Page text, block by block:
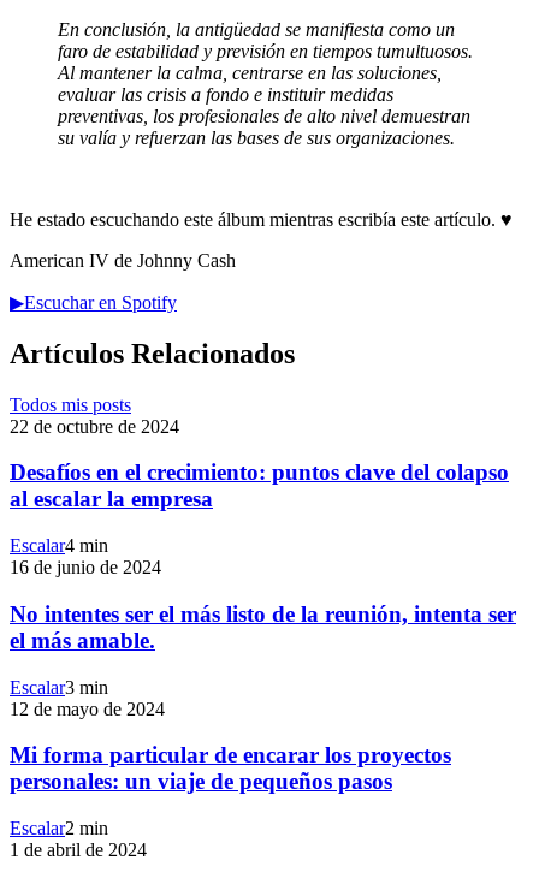
En conclusión, la antigüedad se manifiesta como un
faro de estabilidad y previsión en tiempos tumultuosos.
Al mantener la calma, centrarse en las soluciones,
evaluar las crisis a fondo e instituir medidas
preventivas, los profesionales de alto nivel demuestran
su valía y refuerzan las bases de sus organizaciones.
He estado escuchando este álbum mientras escribía este artículo. ♥
American IV de Johnny Cash
▶Escuchar en Spotify
Artículos Relacionados
Todos mis posts
22 de octubre de 2024
Desafíos en el crecimiento: puntos clave del colapso
al escalar la empresa
Escalar4 min
16 de junio de 2024
No intentes ser el más listo de la reunión, intenta ser
el más amable.
Escalar3 min
12 de mayo de 2024
Mi forma particular de encarar los proyectos
personales: un viaje de pequeños pasos
Escalar2 min
1 de abril de 2024